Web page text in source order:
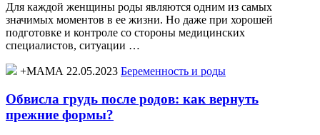
Для каждой женщины роды являются одним из самых
значимых моментов в ее жизни. Но даже при хорошей
подготовке и контроле со стороны медицинских
специалистов, ситуации …
+МАМА 22.05.2023 Беременность и роды
Обвисла грудь после родов: как вернуть
прежние формы?